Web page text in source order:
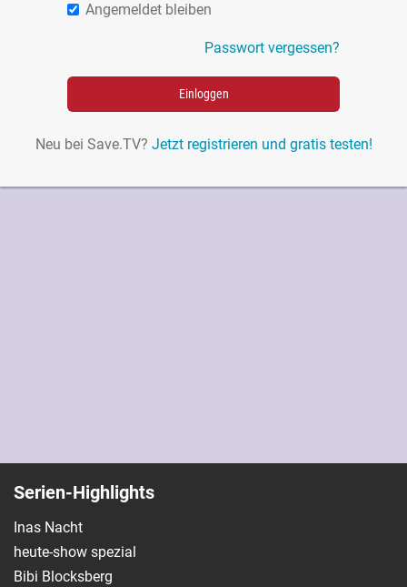
Angemeldet bleiben
Passwort vergessen?
Einloggen
Neu bei Save.TV? Jetzt registrieren und gratis testen!
Serien-Highlights
Inas Nacht
heute-show spezial
Bibi Blocksberg